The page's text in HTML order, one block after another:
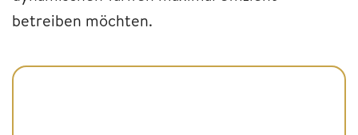
betreiben möchten.